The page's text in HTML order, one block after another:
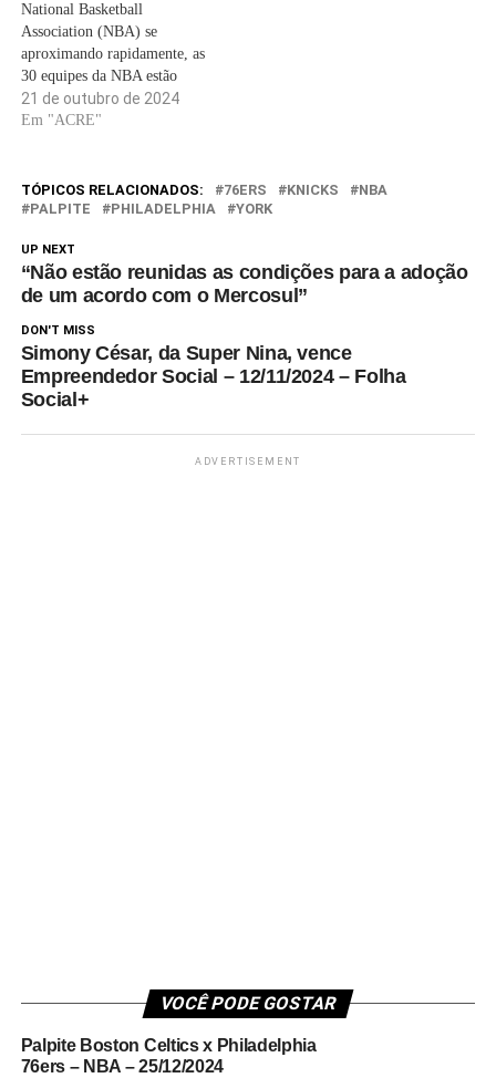
National Basketball
Association (NBA) se
aproximando rapidamente, as
30 equipes da NBA estão
fazendo os preparativos finais
antes do que promete ser uma
tempos. Aqui está tudo o que
você precisa saber sobre a
começa…
21 de outubro de 2024
Em "ACRE"
TÓPICOS RELACIONADOS: 76ERS KNICKS
NBA
PALPITE
PHILADELPHIA YORK
UP NEXT
“Não estão reunidas as condições para a adoção
de um acordo com o Mercosul”
DON'T MISS
Simony César, da Super Nina, vence
Empreendedor Social – 12/11/2024 – Folha
Social+
ADVERTISEMENT
VOCÊ PODE GOSTAR
Palpite Boston Celtics x Philadelphia
76ers – NBA – 25/12/2024